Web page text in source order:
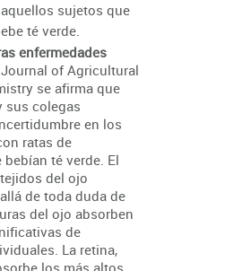
sujetos que
té verde.
enfermedades
Journal of Agricultural
se afirma que
sus colegas
en los
ratas de
té verde. El
del ojo
de toda duda de
del ojo absorben
de
La retina,